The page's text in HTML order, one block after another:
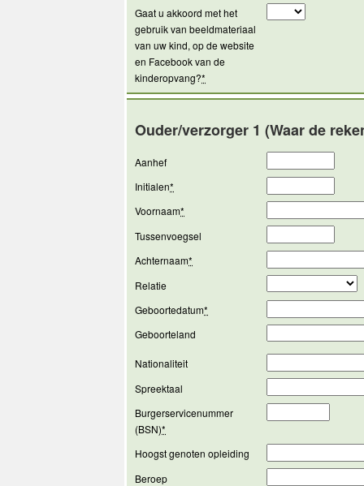
Gaat u akkoord met het
gebruik van beeldmateriaal
van uw kind, op de website
en Facebook van de
kinderopvang?*
Ouder/verzorger 1 (Waar de
Aanhef
Initialen*
Voornaam*
Tussenvoegsel
Achternaam*
Relatie
Geboortedatum*
Geboorteland
Nationaliteit
Spreektaal
Burgerservicenummer
(BSN)*
Hoogst genoten opleiding
Beroep